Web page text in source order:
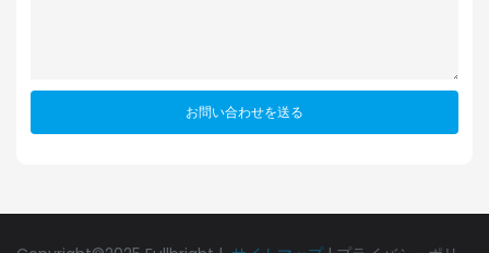
お問い合わせを送る